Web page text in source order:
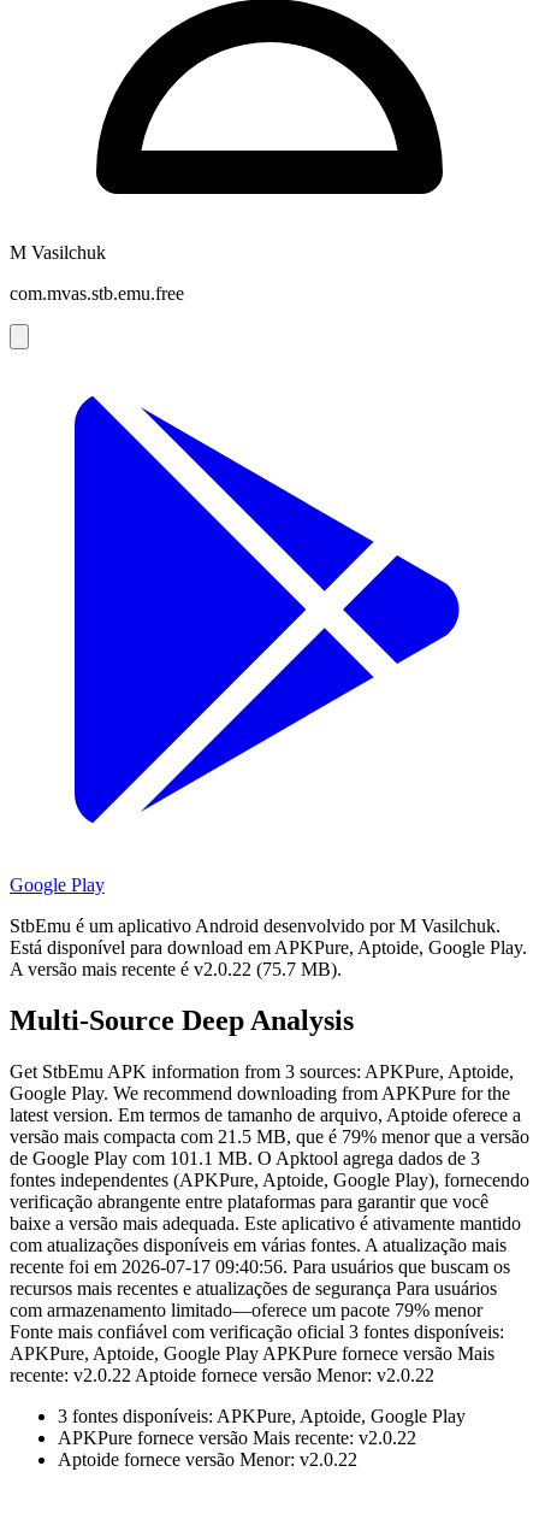
M Vasilchuk
com.mvas.stb.emu.free
Google Play
StbEmu é um aplicativo Android desenvolvido por M Vasilchuk.
Está disponível para download em APKPure, Aptoide, Google Play.
A versão mais recente é v2.0.22 (75.7 MB).
Multi-Source Deep Analysis
Get StbEmu APK information from 3 sources: APKPure, Aptoide,
Google Play. We recommend downloading from APKPure for the
latest version. Em termos de tamanho de arquivo, Aptoide oferece a
versão mais compacta com 21.5 MB, que é 79% menor que a versão
de Google Play com 101.1 MB. O Apktool agrega dados de 3
fontes independentes (APKPure, Aptoide, Google Play), fornecendo
verificação abrangente entre plataformas para garantir que você
baixe a versão mais adequada. Este aplicativo é ativamente mantido
com atualizações disponíveis em várias fontes. A atualização mais
recente foi em 2026-07-17 09:40:56. Para usuários que buscam os
recursos mais recentes e atualizações de segurança Para usuários
com armazenamento limitado—oferece um pacote 79% menor
Fonte mais confiável com verificação oficial 3 fontes disponíveis:
APKPure, Aptoide, Google Play APKPure fornece versão Mais
recente: v2.0.22 Aptoide fornece versão Menor: v2.0.22
3 fontes disponíveis: APKPure, Aptoide, Google Play
APKPure fornece versão Mais recente: v2.0.22
Aptoide fornece versão Menor: v2.0.22